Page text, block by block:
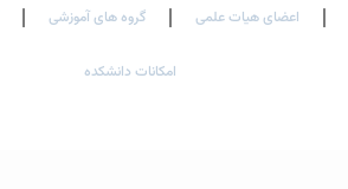
اعضای هیات علمی گروه های آموزشی
امکانات دانشکده